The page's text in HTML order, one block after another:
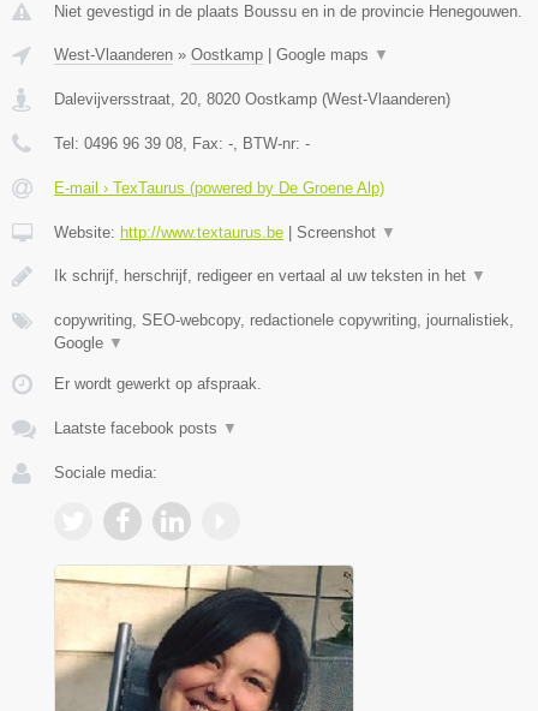
Niet gevestigd in de plaats Boussu en in de provincie Henegouwen.
West-Vlaanderen » Oostkamp Google maps ▼
Dalevijversstraat, 20 8020 Oostkamp (West-Vlaanderen)
Tel: 0496 96 39 08 , Fax: - , BTW-nr: -
E-mail › TexTaurus (powered by De Groene Alp)
Website: http://www.textaurus.be Screenshot ▼
Ik schrijf, herschrijf, redigeer en vertaal al uw teksten in het ▼
copywriting, SEO-webcopy, redactionele copywriting, journalistiek,
Google ▼
Er wordt gewerkt op afspraak.
Laatste facebook posts ▼
Sociale media: